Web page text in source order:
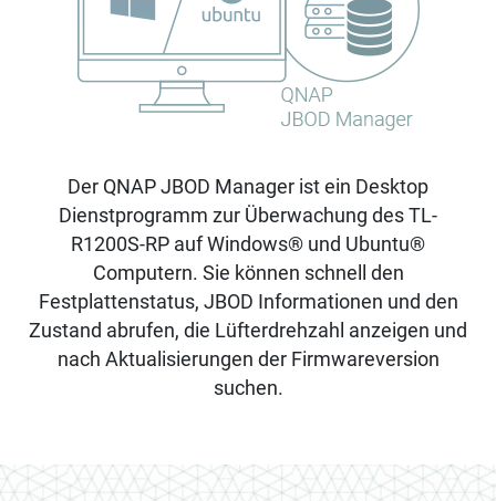
Der QNAP JBOD Manager ist ein Desktop
Dienstprogramm zur Überwachung des TL-
R1200S-RP auf Windows® und Ubuntu®
Computern. Sie können schnell den
Festplattenstatus, JBOD Informationen und den
Zustand abrufen, die Lüfterdrehzahl anzeigen und
nach Aktualisierungen der Firmwareversion
suchen.